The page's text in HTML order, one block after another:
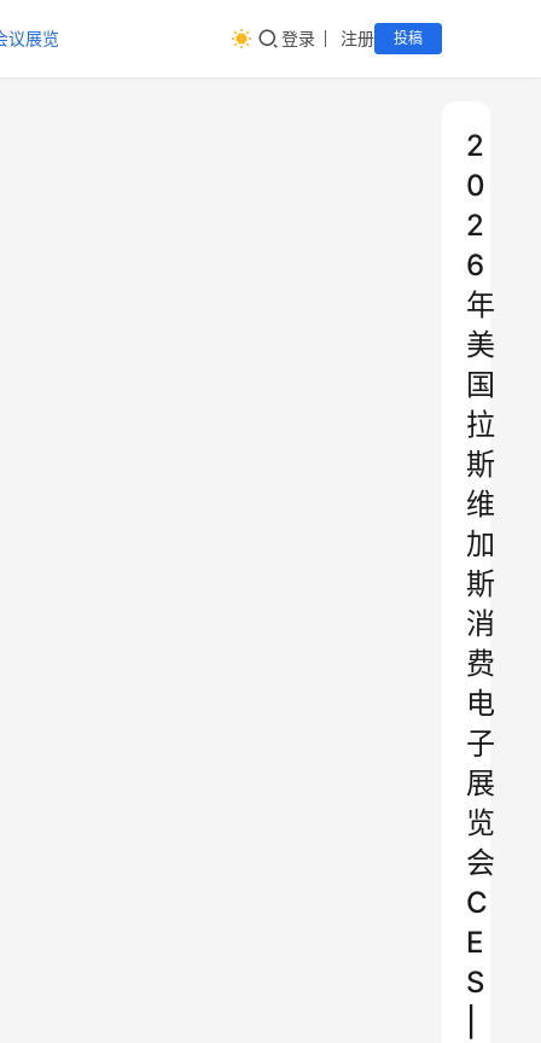
议展览 登录 注册 投稿
2
0
2
6
年
美
国
拉
斯
维
加
斯
消
费
电
子
展
览
会
C
E
S